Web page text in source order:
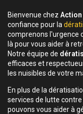
Bienvenue chez Action
confiance pour la
comprenons l'urgence
là pour vous aider à
Notre équipe de
efficaces et
les nuisibles de votre
En plus de la
services de lutte
pouvons vous aider à